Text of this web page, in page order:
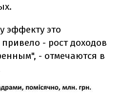
эффекту это
- рост доходов
- отмечаются в